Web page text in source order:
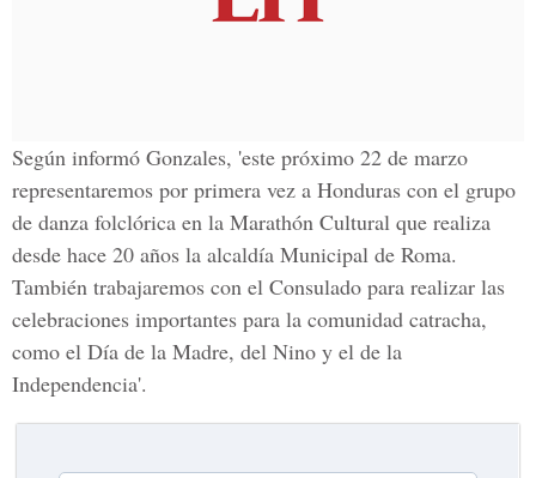
Según informó Gonzales, 'este próximo 22 de marzo
representaremos por primera vez a Honduras con el grupo
de danza folclórica en la Marathón Cultural que realiza
desde hace 20 años la alcaldía Municipal de Roma.
También trabajaremos con el Consulado para realizar las
celebraciones importantes para la comunidad catracha,
como el Día de la Madre, del Nino y el de la
Independencia'.